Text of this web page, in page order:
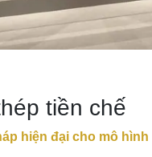
tiền chế
hiện đại cho mô